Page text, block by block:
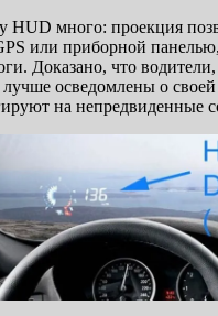
HUD много: проекция
или приборной
Доказано, что
осведомлены о своей
на непредвиденные